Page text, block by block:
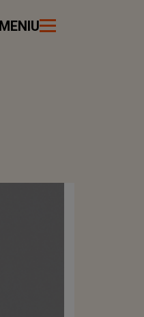
MENIU